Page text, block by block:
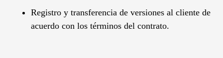
Registro y transferencia de versiones al cliente de
acuerdo con los términos del contrato.